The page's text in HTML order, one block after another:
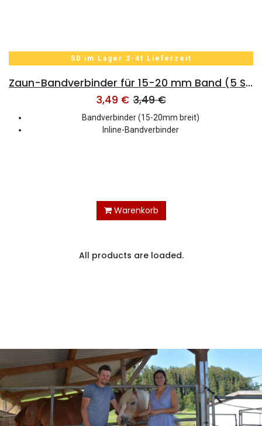
50 im Lager 3-4t Lieferzeit
Zaun-Bandverbinder für 15-20 mm Band (5 Stk)
3,49 € 3,49€
Bandverbinder (15-20mm breit)
Inline-Bandverbinder
Warenkorb
All products are loaded.